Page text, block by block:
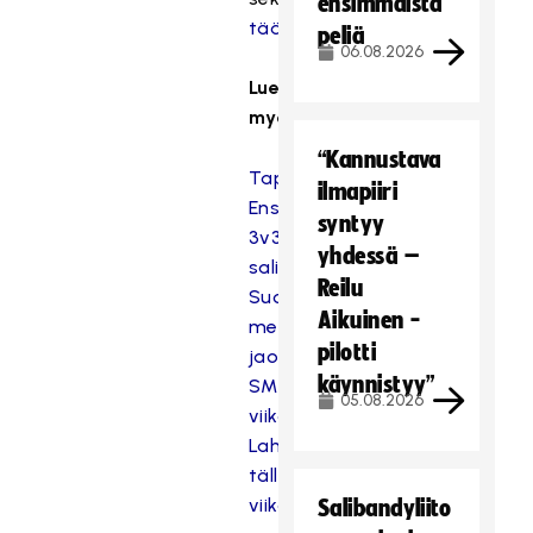
täällä
Lue
myös
Tapahtumainfo:
Ensimmäiset
3v3-
salibandyn
Suomen
mestaruudet
jaossa
SM-
viikolla
Lahdessa
tällä
viikolla
peliä
06.08.2026
“Kannustava
ilmapiiri
syntyy
yhdessä –
Reilu
Aikuinen -
pilotti
käynnistyy”
05.08.2026
Salibandyliito